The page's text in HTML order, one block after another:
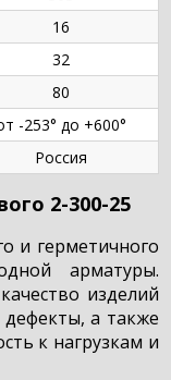
16
32
80
-253° до +600°
Россия
2-300-25
и герметичного
арматуры.
изделий
а также
к нагрузкам и